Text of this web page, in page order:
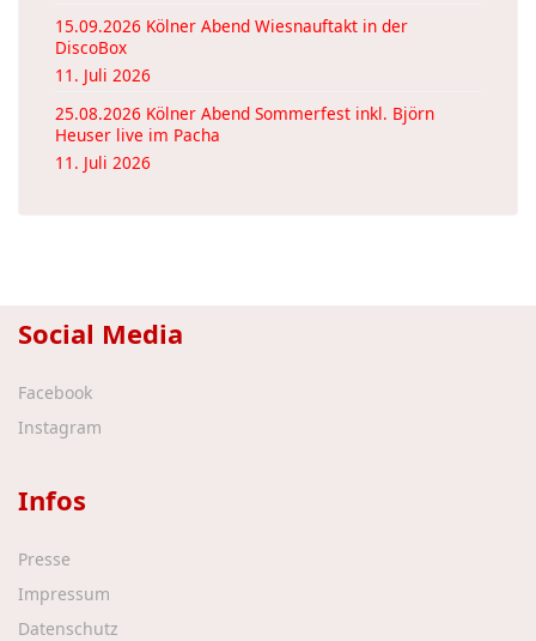
15.09.2026 Kölner Abend Wiesnauftakt in der
DiscoBox
11. Juli 2026
25.08.2026 Kölner Abend Sommerfest inkl. Björn
Heuser live im Pacha
11. Juli 2026
Social Media
Facebook
Instagram
Infos
Presse
Impressum
Datenschutz